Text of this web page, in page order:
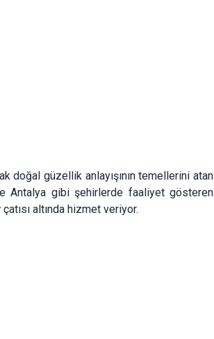
doğal güzellik anlayışının temellerini atan
Antalya gibi şehirlerde faaliyet gösteren
çatısı altında hizmet veriyor.